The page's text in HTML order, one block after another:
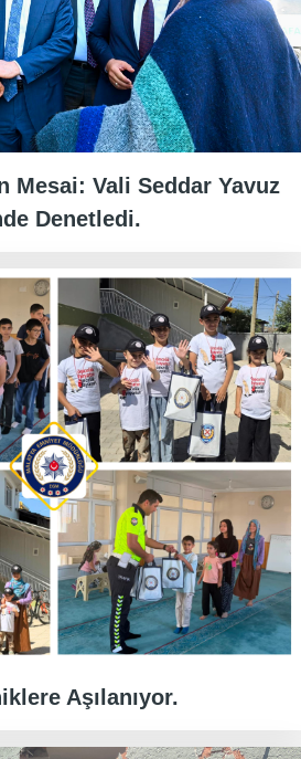
Mesai: Vali Seddar Yavuz
Denetledi.
Aşılanıyor.